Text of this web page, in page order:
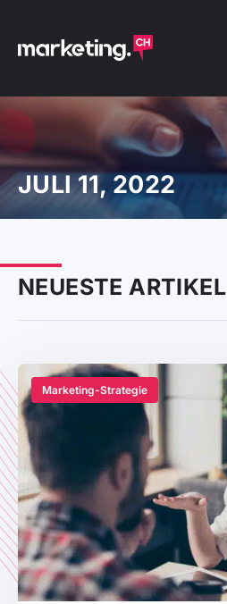
JULI 11, 2022
NEUESTE ARTIKEL
Marketing-Strategie